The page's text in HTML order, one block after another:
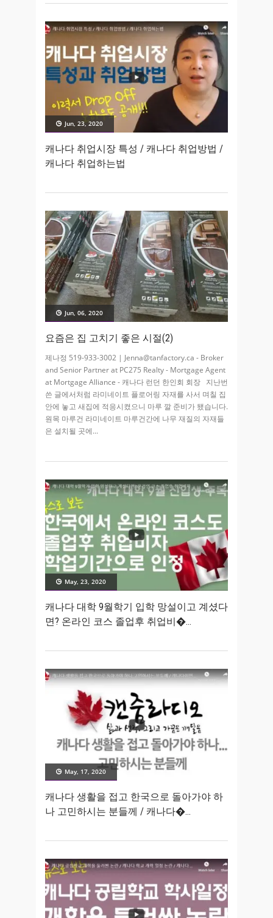
Jun, 23, 2020
캐나다 취업시장 특성 / 캐나다 취업방법 /
캐나다 취업하는법
Jun, 06, 2020
요즘은 집 고치기 좋은 시절(2)
제나정 519-933-3002 | Jenna@tanfactory.ca - Broker
and Senior Partner at PC275 Realty - Mortgage Agent
at Mortgage Alliance - 캐나다 런던 한인회 회장 지난번
쓴 글에서처럼 라미네이트 플로어링 자재를 사서 며칠 집
안에 놓고 새집에 적응시켰으니 마루 깔 준비가 됐습니다.
원목 마루건 라미네이트 마루건간에 나무 재질의 자재들
은 설치될 곳에
May, 23, 2020
캐나다 대학 9월학기 입학 망설이고 계셨다
면? 온라인 코스 졸업후 취업비�
May, 17, 2020
캐나다 생활을 접고 한국으로 돌아가야 하
나 고민하시는 분들께 / 캐나다�